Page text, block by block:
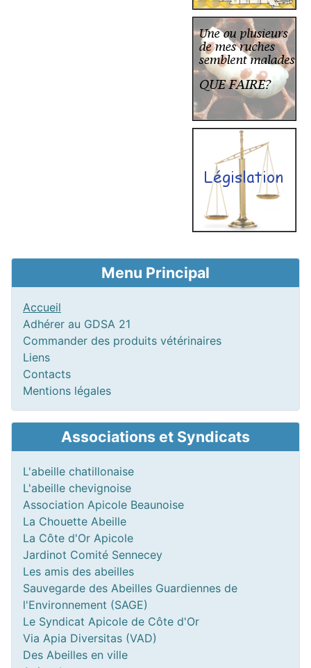
Menu Principal
Accueil
Adhérer au GDSA 21
Commander des produits vétérinaires
Liens
Contacts
Mentions légales
Associations et Syndicats
L'abeille chatillonaise
L'abeille chevignoise
Association Apicole Beaunoise
La Chouette Abeille
La Côte d'Or Apicole
Jardinot Comité Sennecey
Les amis des abeilles
Sauvegarde des Abeilles Guardiennes de
l'Environnement (SAGE)
Le Syndicat Apicole de Côte d'Or
Via Apia Diversitas (VAD)
Des Abeilles en ville